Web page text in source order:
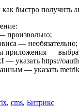
быстро получить
произвольно;
— необязательно;
приложения —
— указать https://
— указать
, cms, Битрикс